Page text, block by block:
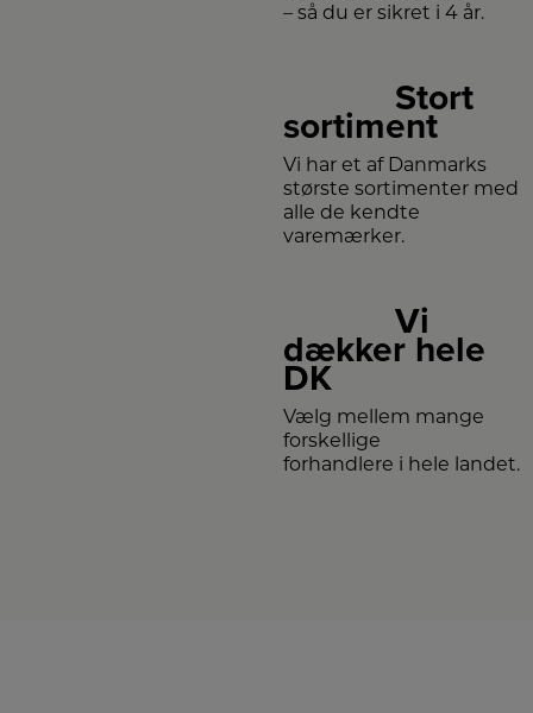
– så du er sikret i 4 år.
Stort
sortiment
Vi har et af Danmarks
største sortimenter med
alle de kendte
varemærker.
Vi
dækker hele
DK
Vælg mellem mange
forskellige
forhandlere i hele landet.